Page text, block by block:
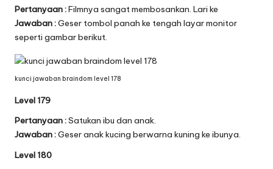
Pertanyaan :Filmnya sangat membosankan. Lari ke
Jawaban :Geser tombol panah ke tengah layar monitor
seperti gambar berikut.
kunci jawaban braindom level 178
Level 179
Pertanyaan :Satukan ibu dan anak.
Jawaban :Geser anak kucing berwarna kuning ke ibunya.
Level 180